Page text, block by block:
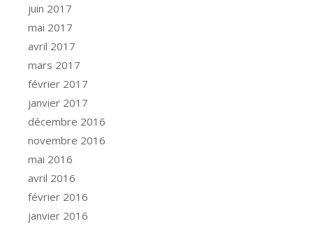
juin 2017
mai 2017
avril 2017
mars 2017
février 2017
janvier 2017
décembre 2016
novembre 2016
mai 2016
avril 2016
février 2016
janvier 2016